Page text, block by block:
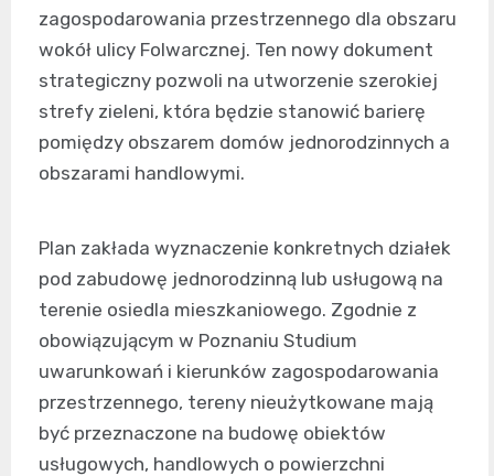
zagospodarowania przestrzennego dla obszaru
wokół ulicy Folwarcznej. Ten nowy dokument
strategiczny pozwoli na utworzenie szerokiej
strefy zieleni, która będzie stanowić barierę
pomiędzy obszarem domów jednorodzinnych a
obszarami handlowymi.
Plan zakłada wyznaczenie konkretnych działek
pod zabudowę jednorodzinną lub usługową na
terenie osiedla mieszkaniowego. Zgodnie z
obowiązującym w Poznaniu Studium
uwarunkowań i kierunków zagospodarowania
przestrzennego, tereny nieużytkowane mają
być przeznaczone na budowę obiektów
usługowych, handlowych o powierzchni